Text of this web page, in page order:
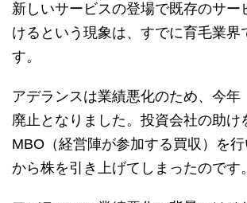
新しいサービスの登場で既存のサー
けるという現象は、すでに育毛業界
す。
アデランスは業績悪化のため、今年
廃止となりました。投資会社の助け
MBO（経営陣が参加する買収）を
から株を引き上げてしまったのです。